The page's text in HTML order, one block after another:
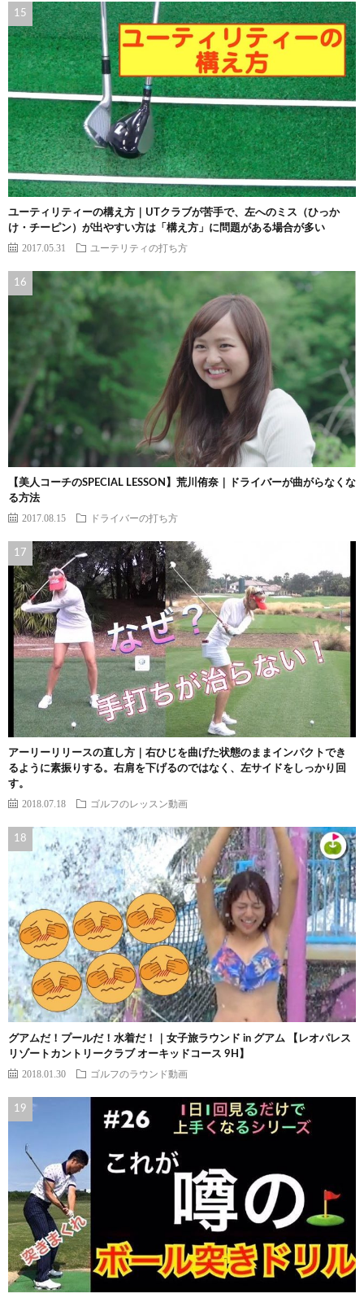
ユーティリティーの構え方｜UTクラブが苦手で、左へのミス（ひっか
け・チーピン）が出やすい方は「構え方」に問題がある場合が多い
2017.05.31 ユーテリティの打ち方
【美人コーチのSPECIAL LESSON】荒川侑奈｜ドライバーが曲がらなくな
る方法
2017.08.15 ドライバーの打ち方
アーリーリリースの直し方｜右ひじを曲げた状態のままインパクトでき
るように素振りする。右肩を下げるのではなく、左サイドをしっかり回
す。
2018.07.18 ゴルフのレッスン動画
グアムだ！プールだ！水着だ！｜女子旅ラウンド in グアム 【レオパレス
リゾートカントリークラブ オーキッドコース 9H】
2018.01.30 ゴルフのラウンド動画